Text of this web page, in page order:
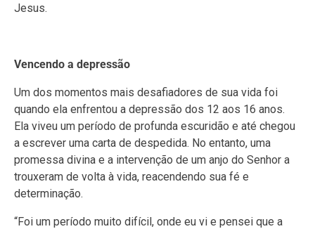
Jesus.
Vencendo a depressão
Um dos momentos mais desafiadores de sua vida foi
quando ela enfrentou a depressão dos 12 aos 16 anos.
Ela viveu um período de profunda escuridão e até chegou
a escrever uma carta de despedida. No entanto, uma
promessa divina e a intervenção de um anjo do Senhor a
trouxeram de volta à vida, reacendendo sua fé e
determinação.
“Foi um período muito difícil, onde eu vi e pensei que a